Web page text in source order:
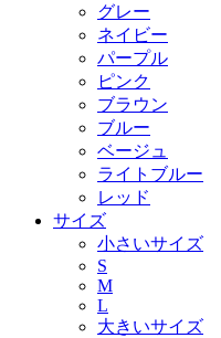
グレー
ネイビー
パープル
ピンク
ブラウン
ブルー
ベージュ
ライトブルー
レッド
サイズ
小さいサイズ
S
M
L
大きいサイズ